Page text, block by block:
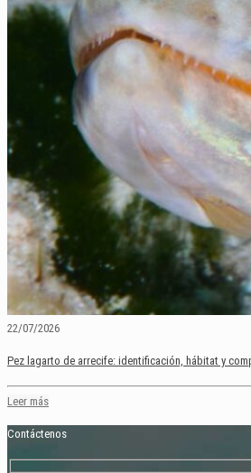
22/07/2026
Pez lagarto de arrecife: identificación, hábitat y
Leer más
Contáctenos